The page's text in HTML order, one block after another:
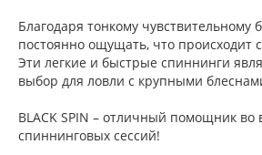
Благодаря тонкому чувствительному
постоянно ощущать, что происходит
Эти легкие и быстрые спиннинги
выбор для ловли с крупными
BLACK SPIN – отличный помощник во
спиннинговых сессий!